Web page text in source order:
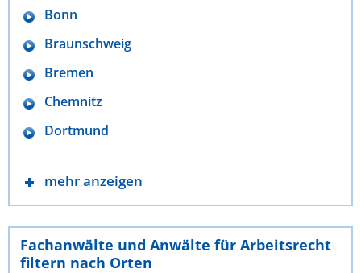
Bonn
Braunschweig
Bremen
Chemnitz
Dortmund
mehr anzeigen
Fachanwälte und Anwälte für Arbeitsrecht
filtern nach Orten